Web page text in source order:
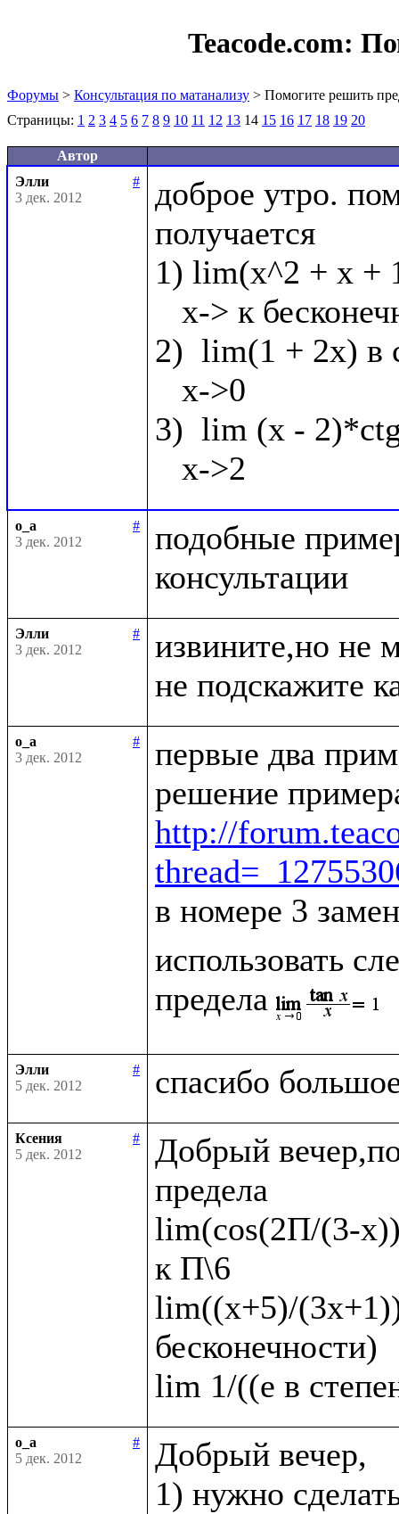
Teacode.com:
Форумы > Консультация по матанализу > Помогите решить
Страницы: 1 2 3 4 5 6 7 8 9 10 11 12 13 14 15 16 17 18 19 20
Автор
Элли
#
3 дек. 2012
доброе утро.
получается
1) lim(x^2 + x +
2)  lim(1 + 2x) в
3)  lim (x -
o_a
#
3 дек. 2012
подобные
Элли
#
3 дек. 2012
извините,но не
o_a
#
3 дек. 2012
первые два
http://
в номере 3
использовать
предела
Элли
#
5 дек. 2012
Ксения
#
5 дек. 2012
Добрый
предела
lim(cos(2П/(3-
к П\6
lim((х+5)/
бесконечности)
o_a
#
5 дек. 2012
Добрый вечер,
1) нужно